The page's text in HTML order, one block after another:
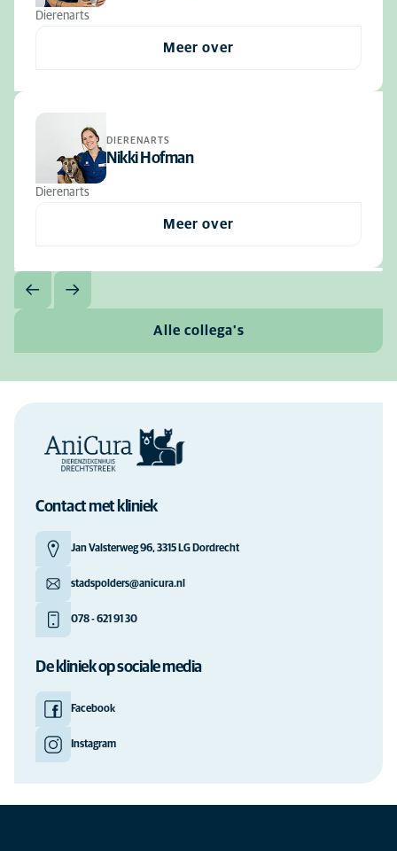
Dierenarts
Meer over
DIERENARTS
Nikki Hofman
Dierenarts
Meer over
Alle collega's
Contact met kliniek
Jan Valsterweg 96, 3315 LG Dordrecht
stadspolders@anicura.nl
078 - 621 91 30
De kliniek op sociale media
Facebook
Instagram